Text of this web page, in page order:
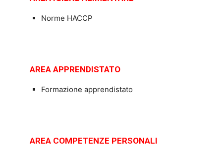
Norme HACCP
AREA APPRENDISTATO
Formazione apprendistato
AREA COMPETENZE PERSONALI